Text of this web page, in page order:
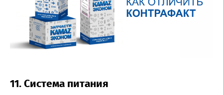
11. Система питания